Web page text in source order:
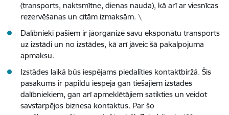
(transports, naktsmītne, dienas nauda), kā arī ar viesnīcas
rezervēšanas un citām izmaksām. \
Dalībnieki pašiem ir jāorganizē savu eksponātu transports
uz izstādi un no izstādes, kā arī jāveic šā pakalpojuma
apmaksu.
Izstādes laikā būs iespējams piedalīties kontaktbiržā. Šis
pasākums ir papildu iespēja gan tiešajiem izstādes
dalībniekiem, gan arī apmeklētājiem satikties un veidot
savstarpējos biznesa kontaktus. Par šo